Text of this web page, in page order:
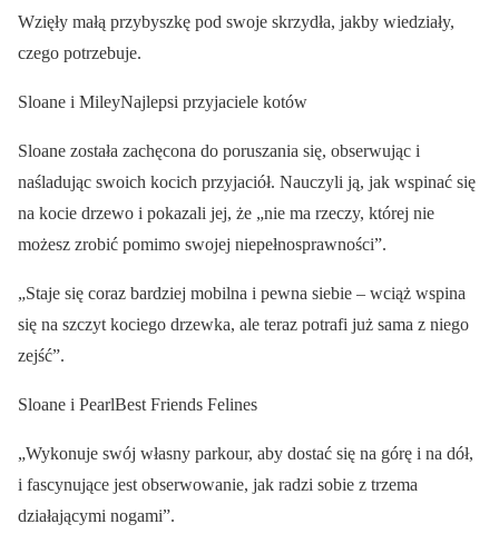
Wzięły małą przybyszkę pod swoje skrzydła, jakby wiedziały,
czego potrzebuje.
Sloane i MileyNajlepsi przyjaciele kotów
Sloane została zachęcona do poruszania się, obserwując i
naśladując swoich kocich przyjaciół. Nauczyli ją, jak wspinać się
na kocie drzewo i pokazali jej, że „nie ma rzeczy, której nie
możesz zrobić pomimo swojej niepełnosprawności”.
„Staje się coraz bardziej mobilna i pewna siebie – wciąż wspina
się na szczyt kociego drzewka, ale teraz potrafi już sama z niego
zejść”.
Sloane i PearlBest Friends Felines
„Wykonuje swój własny parkour, aby dostać się na górę i na dół,
i fascynujące jest obserwowanie, jak radzi sobie z trzema
działającymi nogami”.